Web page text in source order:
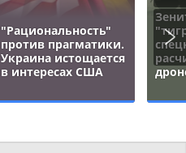
"Рациональность"
против прагматики.
Украина истощается
в интересах США